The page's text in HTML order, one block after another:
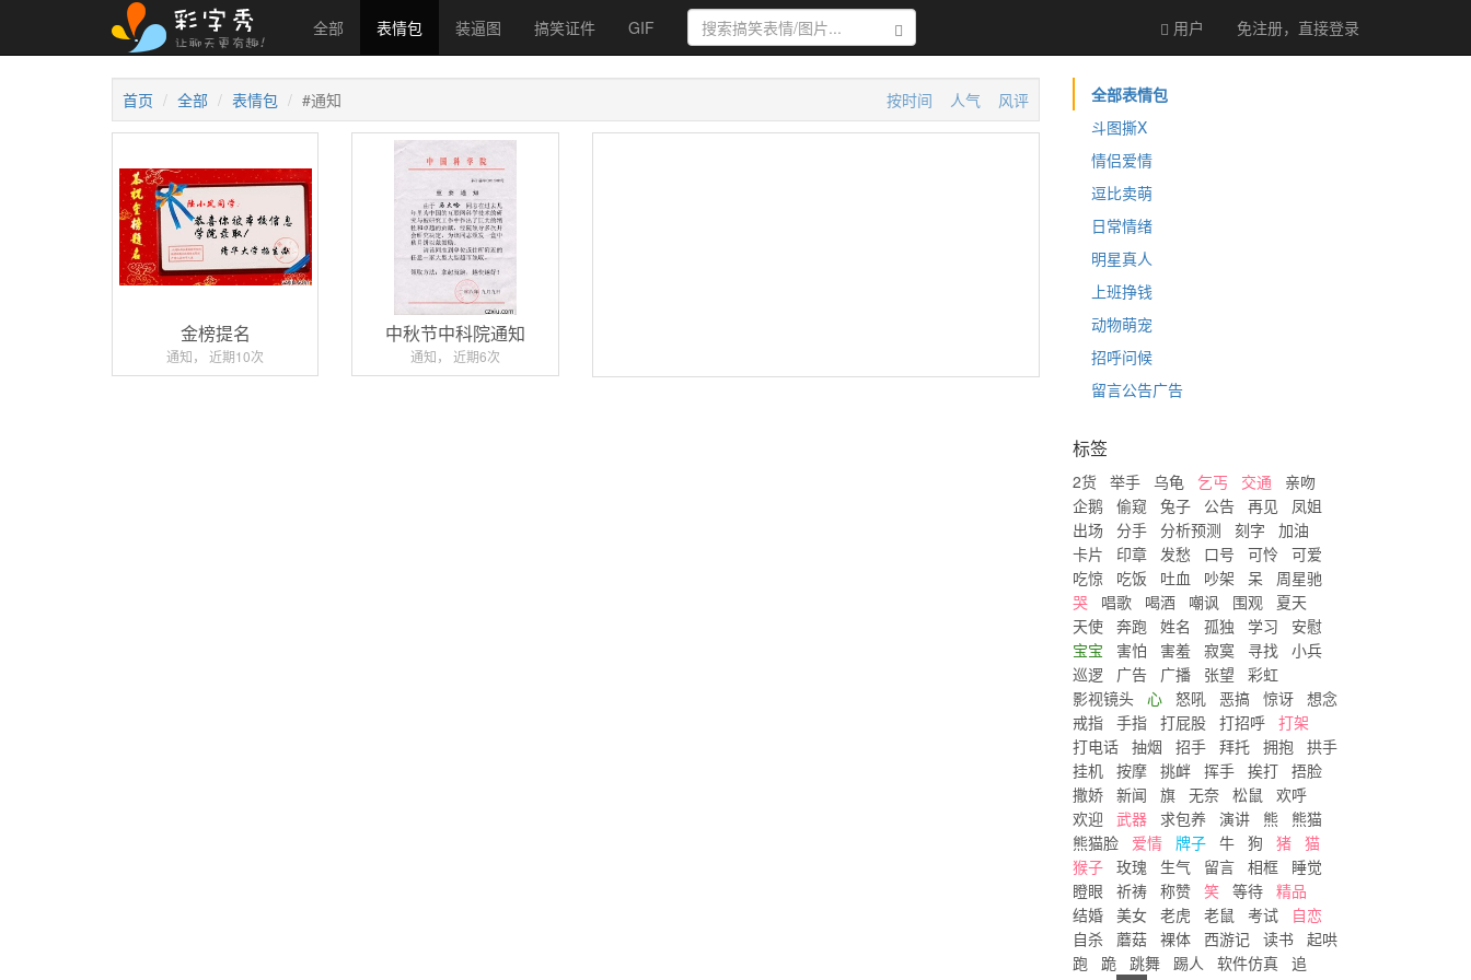
全部 表情包 装逼图 搞笑证件 GIF 搜索 用户 免注册，直接登录
首页 全部 表情包 #通知 按时间 人气 风评
金榜提名
通知， 近期10次
中秋节中科院通知
通知， 近期6次
全部表情包
斗图撕X
情侣爱情
逗比卖萌
日常情绪
明星真人
上班挣钱
动物萌宠
招呼问候
留言公告广告
标签
2货 举手 乌龟 乞丐 交通
亲吻
企鹅
偷窥 兔子 公告 再见
凤姐
出场
分手 分析预测 刻字
加油
卡片
印章 发愁 口号 可怜
可爱
吃惊
吃饭 吐血 吵架 呆
周星驰
哭
唱歌 喝酒 嘲讽 围观
夏天
天使
奔跑 姓名 孤独 学习
安慰
宝宝
害怕 害羞 寂寞 寻找
小兵
巡逻
广告 广播 张望
彩虹
影视镜头
心 怒吼 恶搞 惊讶
想念
戒指
手指 打屁股 打招呼
打架
打电话
抽烟 招手 拜托 拥抱
拱手
挂机
按摩 挑衅 挥手 挨打
捂脸
撒娇
新闻 旗 无奈 松鼠
欢呼
欢迎
武器 求包养 演讲 熊
熊猫
熊猫脸
爱情 牌子 牛 狗 猪
猫
猴子
玫瑰 生气 留言 相框
睡觉
瞪眼
祈祷 称赞 笑 等待
精品
结婚
美女 老虎 老鼠 考试
自恋
自杀
蘑菇 裸体 西游记 读书
起哄
跑
跪 跳舞 踢人 软件仿真
追